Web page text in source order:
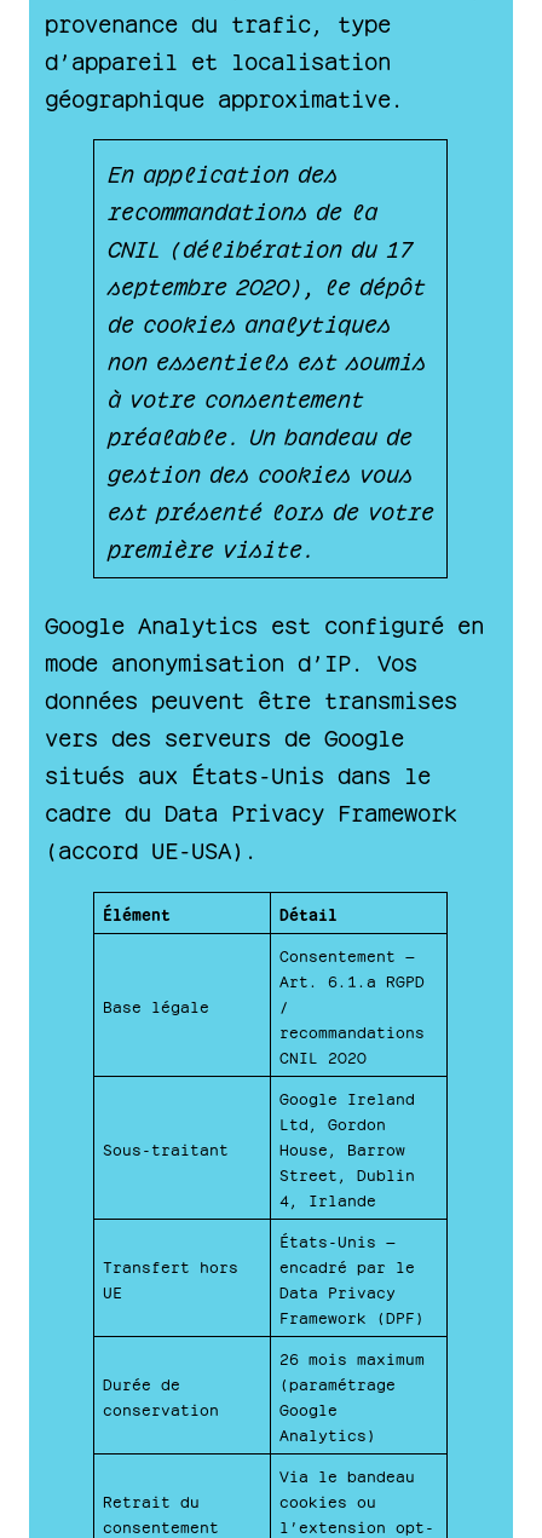
provenance du trafic, type
d’appareil et localisation
géographique approximative.
En application des
recommandations de la
CNIL (délibération du 17
septembre 2020), le dépôt
de cookies analytiques
non essentiels est soumis
à votre consentement
préalable. Un bandeau de
gestion des cookies vous
est présenté lors de votre
première visite.
Google Analytics est configuré en
mode anonymisation d’IP. Vos
données peuvent être transmises
vers des serveurs de Google
situés aux États-Unis dans le
cadre du Data Privacy Framework
(accord UE-USA).
Élément Détail
Base légale
Consentement —
Art. 6.1.a RGPD
/
recommandations
CNIL 2020
Sous-traitant
Google Ireland
Ltd, Gordon
House, Barrow
Street, Dublin
4, Irlande
Transfert hors
UE
États-Unis —
encadré par le
Data Privacy
Framework (DPF)
Durée de
conservation
26 mois maximum
(paramétrage
Google
Analytics)
Retrait du
consentement
Via le bandeau
cookies ou
l’extension opt-